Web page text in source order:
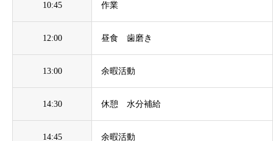
10:45 作業
12:00 昼食 歯磨き
13:00 余暇活動
14:30 休憩 水分補給
14:45 余暇活動